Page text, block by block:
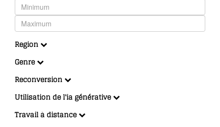
Region
Genre
Reconversion
Utilisation de l'ia générative
Travail à distance